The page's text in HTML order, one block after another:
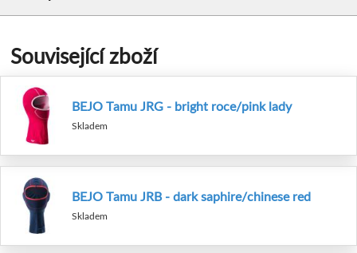
Související zboží
BEJO Tamu JRG - bright roce/pink lady
Skladem
BEJO Tamu JRB - dark saphire/chinese red
Skladem